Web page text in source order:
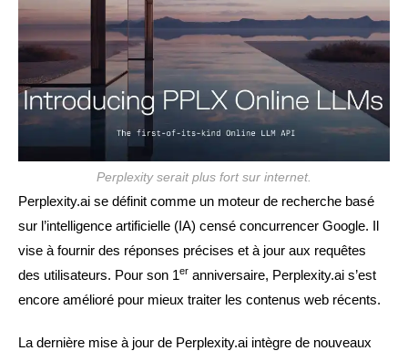
Perplexity serait plus fort sur internet.
Perplexity.ai se définit comme un moteur de recherche basé
sur l’intelligence artificielle (IA) censé concurrencer Google. Il
vise à fournir des réponses précises et à jour aux requêtes
des utilisateurs. Pour son 1er anniversaire, Perplexity.ai s’est
encore amélioré pour mieux traiter les contenus web récents.
La dernière mise à jour de Perplexity.ai intègre de nouveaux